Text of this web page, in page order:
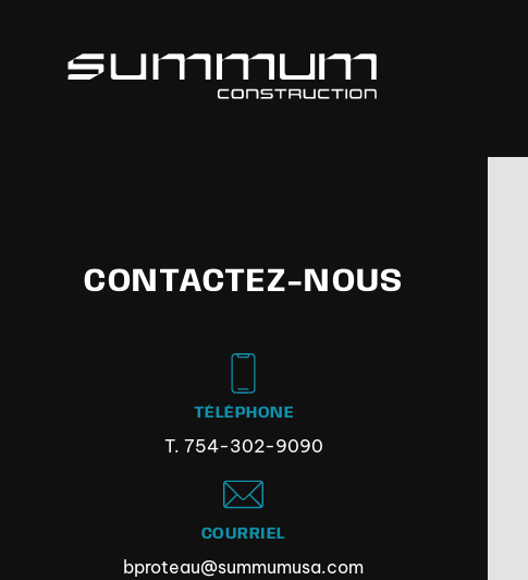
CONTACTEZ-NOUS
TÉLÉPHONE
T. 754-302-9090
COURRIEL
bproteau@summumusa.com